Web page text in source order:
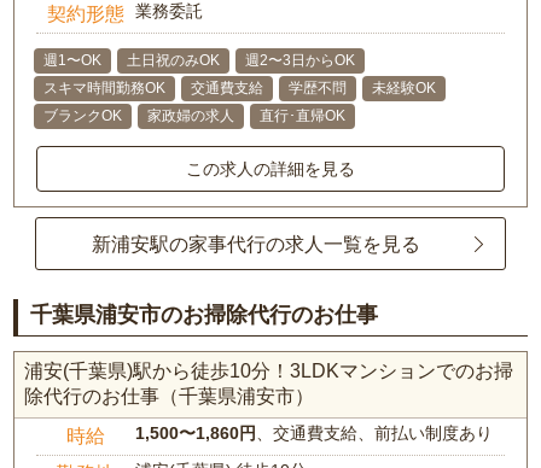
契約形態 業務委託
週1〜OK 土日祝のみOK
週2〜3日からOK
スキマ時間勤務OK
交通費支給 学歴不問
未経験OK
ブランクOK
家政婦の求人 直行･直帰OK
この求人の詳細を見る
新浦安駅の家事代行の求人一覧を見る
千葉県浦安市のお掃除代行のお仕事
浦安(千葉県)駅から徒歩10分！3LDKマンションでのお掃
除代行のお仕事（千葉県浦安市）
時給 1,500〜1,860円 、交通費支給、前払い制度あり